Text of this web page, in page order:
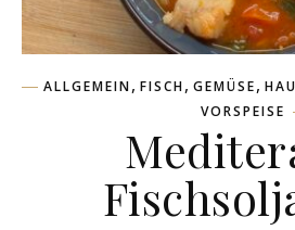
ALLGEMEIN, FISCH, GEMÜSE,
VORSPEISE